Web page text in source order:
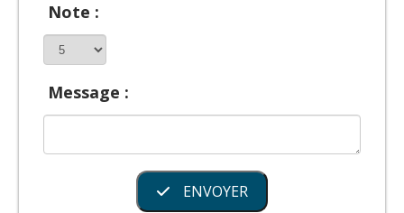
Note :
Message :
ENVOYER